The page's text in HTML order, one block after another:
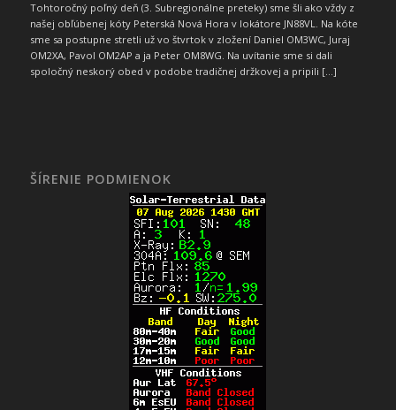
Tohtoročný poľný deň (3. Subregionálne preteky) sme šli ako vždy z
našej obľúbenej kóty Peterská Nová Hora v lokátore JN88VL. Na kóte
sme sa postupne stretli už vo štvrtok v zložení Daniel OM3WC, Juraj
OM2XA, Pavol OM2AP a ja Peter OM8WG. Na uvítanie sme si dali
spoločný neskorý obed v podobe tradičnej držkovej a pripili […]
ŠÍRENIE PODMIENOK